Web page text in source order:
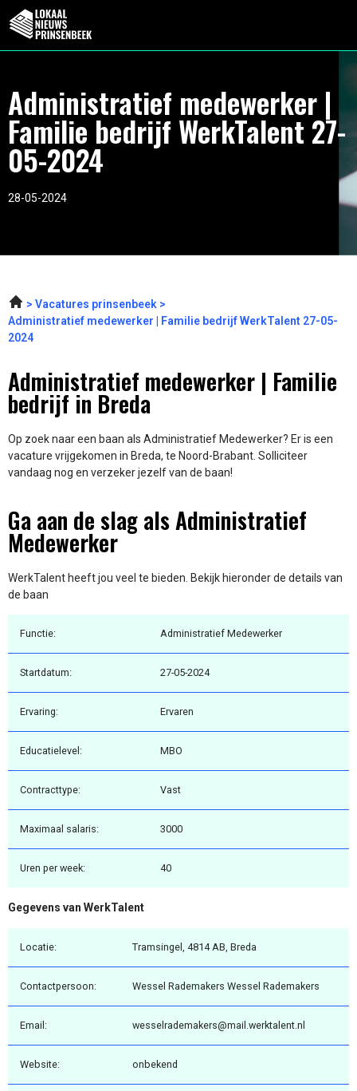
Administratief medewerker |
Familie bedrijf WerkTalent 27-
05-2024
28-05-2024
Vacatures prinsenbeek
Administratief medewerker | Familie bedrijf WerkTalent 27-05-
2024
Administratief medewerker | Familie
bedrijf in Breda
Op zoek naar een baan als Administratief Medewerker? Er is een
vacature vrijgekomen in Breda, te Noord-Brabant. Solliciteer
vandaag nog en verzeker jezelf van de baan!
Ga aan de slag als Administratief
Medewerker
WerkTalent heeft jou veel te bieden. Bekijk hieronder de details van
de baan
Functie: Administratief Medewerker
Startdatum: 27-05-2024
Ervaring: Ervaren
Educatielevel: MBO
Contracttype: Vast
Maximaal salaris: 3000
Uren per week: 40
Gegevens van WerkTalent
Locatie: Tramsingel, 4814 AB, Breda
Contactpersoon: Wessel Rademakers Wessel Rademakers
Email: wesselrademakers@mail.werktalent.nl
Website: onbekend